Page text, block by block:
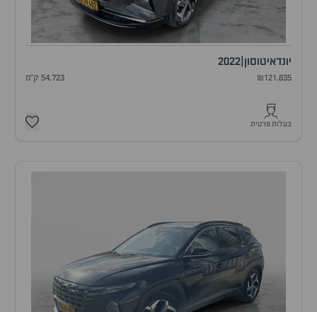
יונדאיטוסון 2022
₪121,835 54,723 ק"מ
בעלות פרטית